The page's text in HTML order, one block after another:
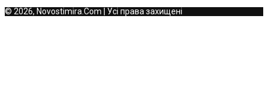
© 2026, Novostimira.Com | Усі права захищені